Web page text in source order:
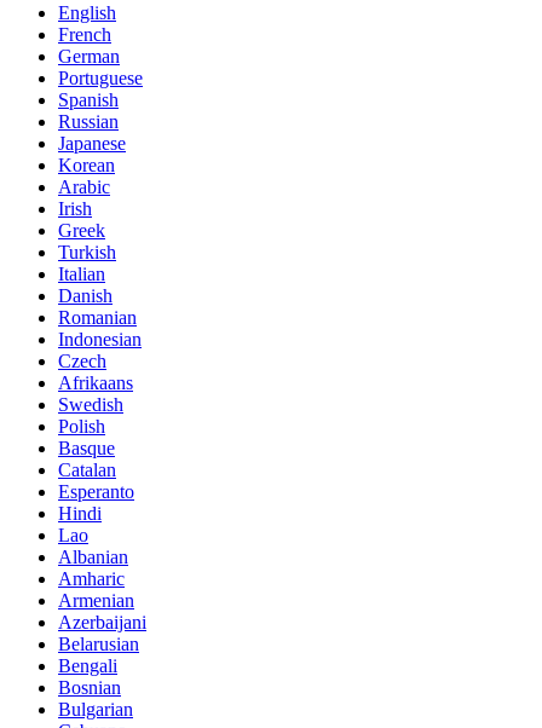
English
French
German
Portuguese
Spanish
Russian
Japanese
Korean
Arabic
Irish
Greek
Turkish
Italian
Danish
Romanian
Indonesian
Czech
Afrikaans
Swedish
Polish
Basque
Catalan
Esperanto
Hindi
Lao
Albanian
Amharic
Armenian
Azerbaijani
Belarusian
Bengali
Bosnian
Bulgarian